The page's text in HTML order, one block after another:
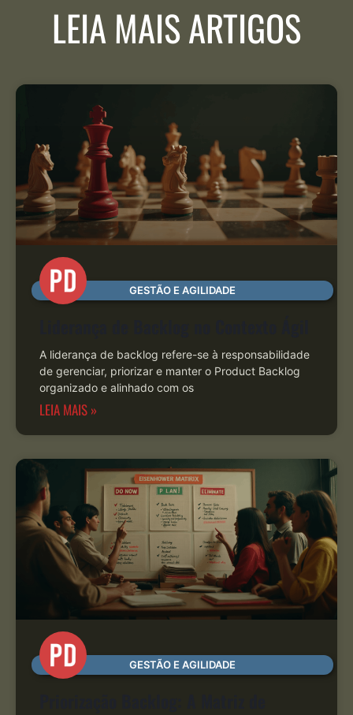
LEIA MAIS ARTIGOS
GESTÃO E AGILIDADE
A liderança de backlog refere-se à responsabilidade
de gerenciar, priorizar e manter o Product Backlog
organizado e alinhado com os
LEIA MAIS »
GESTÃO E AGILIDADE